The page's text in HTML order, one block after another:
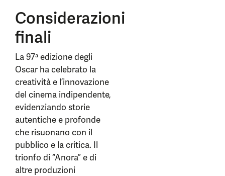
Considerazioni
finali
La 97ª edizione degli
Oscar ha celebrato la
creatività e l’innovazione
del cinema indipendente,
evidenziando storie
autentiche e profonde
che risuonano con il
pubblico e la critica. Il
trionfo di “Anora” e di
altre produzioni